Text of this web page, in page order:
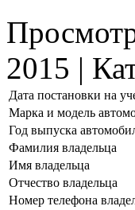
2015 |
Дата постановки на
Марка и модель
Год выпуска
Фамилия владельца
Имя владельца
Отчество владельца
Номер телефона